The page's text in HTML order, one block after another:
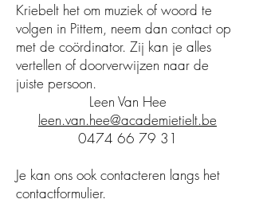
Kriebelt het om muziek of woord te
volgen in Pittem, neem dan contact op
met de coördinator. Zij kan je alles
vertellen of doorverwijzen naar de
juiste persoon.
Leen Van Hee
leen.van.hee@academietielt.be
0474 66 79 31
Je kan ons ook contacteren langs het
contactformulier.